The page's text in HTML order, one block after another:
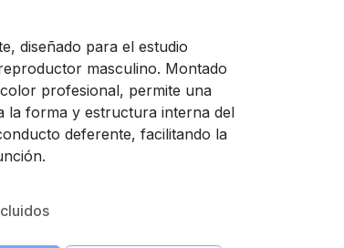
diseñado para el estudio
masculino. Montado
profesional, permite una
la forma y estructura interna del
deferente, facilitando la